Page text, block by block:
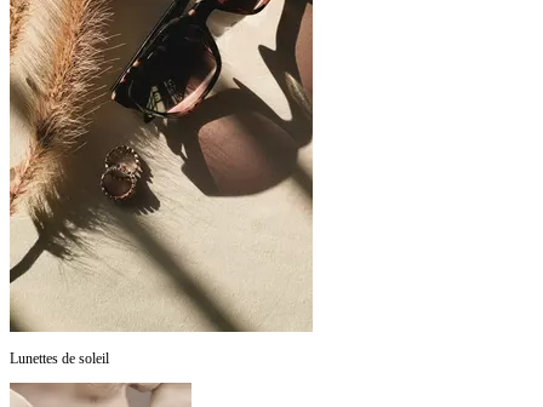
Lunettes de soleil